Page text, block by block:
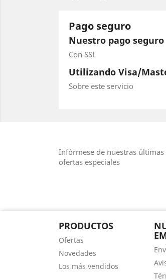
Pago seguro
Nuestro pago seguro
Con SSL
Utilizando Visa/
Sobre este servicio
Infórmese de nuestras
ofertas especiales
PRODUCTOS
Ofertas
Novedades
Los más vendidos